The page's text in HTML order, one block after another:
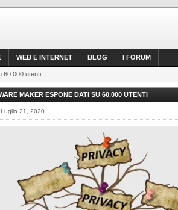
WEB E INTERNET BLOG I FORUM
60.000 utenti
MAKER ESPONE DATI SU 60.000 UTENTI
21, 2020